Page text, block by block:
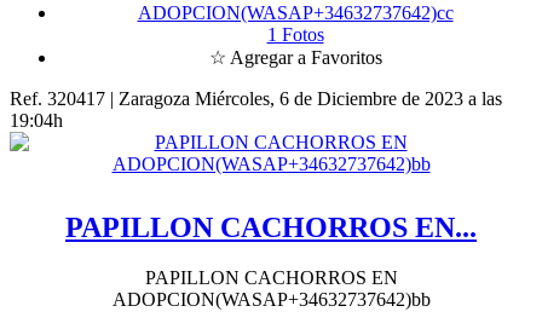
1 Fotos
☆ Agregar a Favoritos
Ref. 320417 | Zaragoza Miércoles, 6 de Diciembre de 2023 a las
19:04h
PAPILLON CACHORROS EN...
PAPILLON CACHORROS EN
ADOPCION(WASAP+34632737642)bb